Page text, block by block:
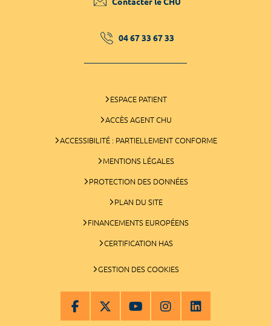
04 67 33 67 33
ESPACE PATIENT
ACCÈS AGENT CHU
ACCESSIBILITÉ : PARTIELLEMENT CONFORME
MENTIONS LÉGALES
PROTECTION DES DONNÉES
PLAN DU SITE
FINANCEMENTS EUROPÉENS
CERTIFICATION HAS
GESTION DES COOKIES